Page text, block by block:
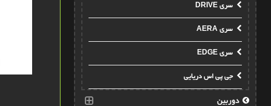
سری DRIVE
سری AERA
سری EDGE
جی پی اس دریایی
دوربین